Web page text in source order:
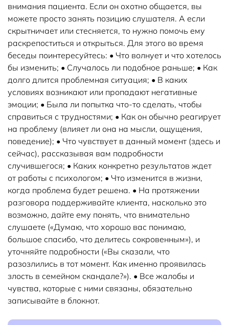
внимания пациента. Если он охотно общается, вы
можете просто занять позицию слушателя. А если
скрытничает или стесняется, то нужно помочь ему
раскрепоститься и открыться. Для этого во время
беседы поинтересуйтесь: • Что волнует и что хотелось
бы изменить; • Случалось ли подобное раньше; • Как
долго длится проблемная ситуация; • В каких
условиях возникают или пропадают негативные
эмоции; • Была ли попытка что-то сделать, чтобы
справиться с трудностями; • Как он обычно реагирует
на проблему (влияет ли она на мысли, ощущения,
поведение); • Что чувствует в данный момент (здесь и
сейчас), рассказывая вам подробности
случившегося; • Каких конкретно результатов ждет
от работы с психологом; • Что изменится в жизни,
когда проблема будет решена. • На протяжении
разговора поддерживайте клиента, насколько это
возможно, дайте ему понять, что внимательно
слушаете («Думаю, что хорошо вас понимаю,
большое спасибо, что делитесь сокровенным»), и
уточняйте подробности («Вы сказали, что
разозлились в тот момент. Как именно проявилась
злость в семейном скандале?»). • Все жалобы и
чувства, которые с ними связаны, обязательно
записывайте в блокнот.